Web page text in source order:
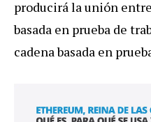
producirá la unión
basada en prueba de
cadena basada en